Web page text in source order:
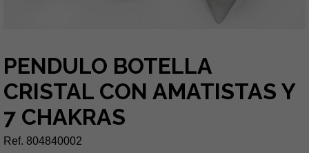
PENDULO BOTELLA
CRISTAL CON AMATISTAS Y
7 CHAKRAS
Ref. 804840002